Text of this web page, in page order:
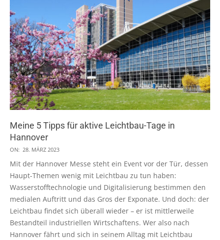
Meine 5 Tipps für aktive Leichtbau-Tage in
Hannover
2023-
03-
28
ON: 28. MÄRZ 2023
Mit der Hannover Messe steht ein Event vor der Tür, dessen
Haupt-Themen wenig mit Leichtbau zu tun haben:
Wasserstofftechnologie und Digitalisierung bestimmen den
medialen Auftritt und das Gros der Exponate. Und doch: der
Leichtbau findet sich überall wieder – er ist mittlerweile
Bestandteil industriellen Wirtschaftens. Wer also nach
Hannover fährt und sich in seinem Alltag mit Leichtbau